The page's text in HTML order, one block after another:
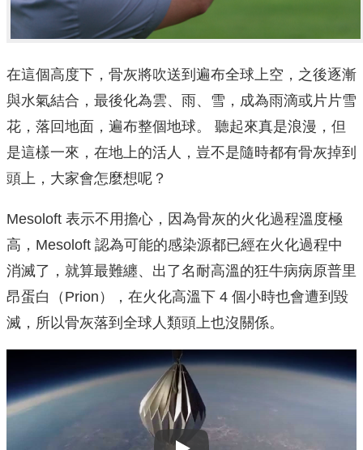
在這個高度下，骨灰將吹送到遍布全球上空，之後逐漸
與水氣結合，最後化為雲、雨、雪，成為雨滴或片片雪
花，落回地面，遍布整個地球。 聽起來真是浪漫，但
是這樣一來，在地上的活人，豈不是隨時都有骨灰掉到
頭上，大家會怎麼想呢？
Mesoloft 表示不用擔心，因為骨灰的火化過程溫度極
高，Mesoloft 認為可能的感染源都已經在火化過程中
消滅了，就算最難纏、出了名耐高溫的狂牛病病原普里
昂蛋白（Prion），在火化高溫下 4 個小時也會遭到毀
滅，所以骨灰落到全球人類頭上也沒關係。